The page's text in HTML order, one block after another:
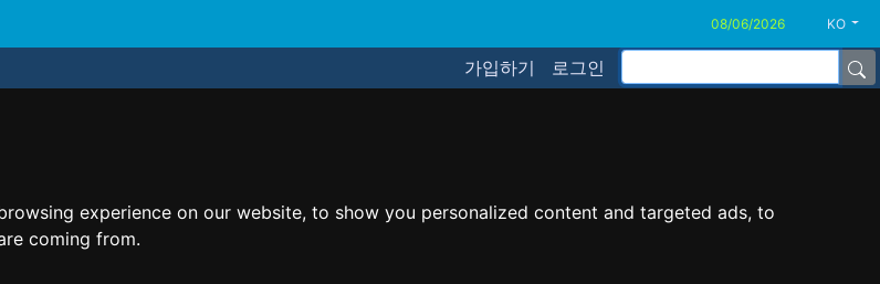
experience on our website, to show you personalized content and targeted ads, to
coming from.
KO
가입하기 로그인